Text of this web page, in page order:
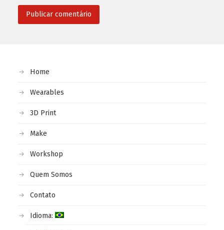
Home
Wearables
3D Print
Make
Workshop
Quem Somos
Contato
Idioma: